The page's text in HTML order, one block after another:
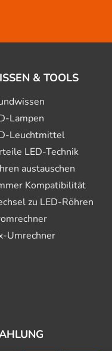
& TOOLS
Lampen
Leuchtmittel
LED-Technik
austauschen
Kompatibilität
zu LED-Röhren
Umrechner